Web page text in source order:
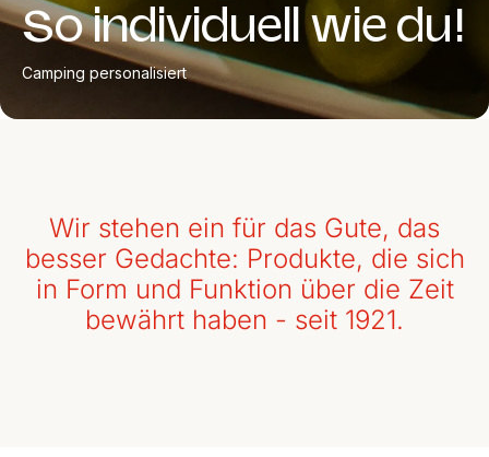
So individuell wie du!
Camping personalisiert
Wir stehen ein für das Gute, das
besser Gedachte: Produkte, die sich
in Form und Funktion über die Zeit
bewährt haben - seit 1921.